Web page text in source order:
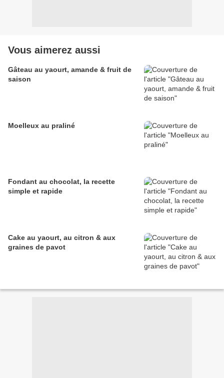
Vous aimerez aussi
Gâteau au yaourt, amande & fruit de
saison
Moelleux au praliné
Fondant au chocolat, la recette
simple et rapide
Cake au yaourt, au citron & aux
graines de pavot